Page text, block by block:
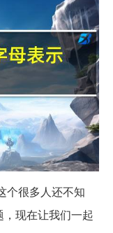
个很多人还不知
现在让我们一起